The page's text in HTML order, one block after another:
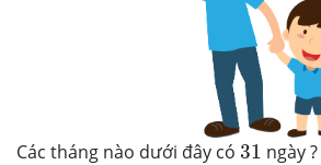
Các tháng nào dưới đây có 31
31 ngày ?